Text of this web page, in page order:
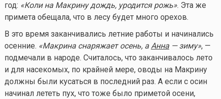
год: «Коли на Макрину дождь, уродится рожь». Эта же
примета обещала, что в лесу будет много орехов.
В это время заканчивались летние работы и начинались
осенние. «Макрина снаряжает осень, а Анна— зиму», —
подмечали в народе. Считалось, что заканчивалось лето
и для насекомых, по крайней мере, оводы на Макрину
должны были кусаться в последний раз. А если с осин
начинал лететь пух, что тоже было приметой осени,